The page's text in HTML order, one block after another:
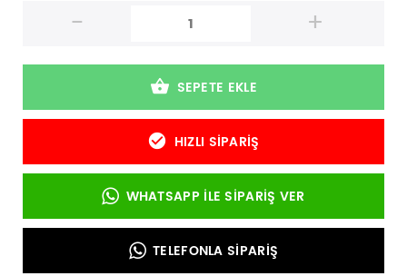
- +
SEPETE EKLE
HIZLI SIPARIŞ
WHATSAPP İLE SIPARIŞ VER
TELEFONLA SIPARIŞ